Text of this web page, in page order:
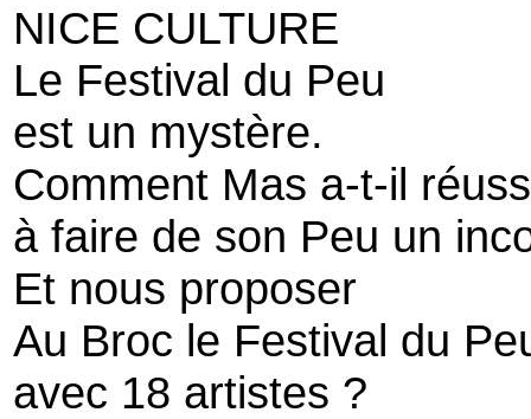
NICE CULTURE
Le Festival du Peu
est un mystère.
Comment Mas a-t-il
à faire de son Peu un
Et nous proposer
Au Broc le Festival du
avec 18 artistes ?